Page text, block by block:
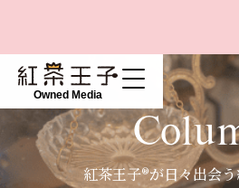
Owned Media
紅茶王子®が日々出会